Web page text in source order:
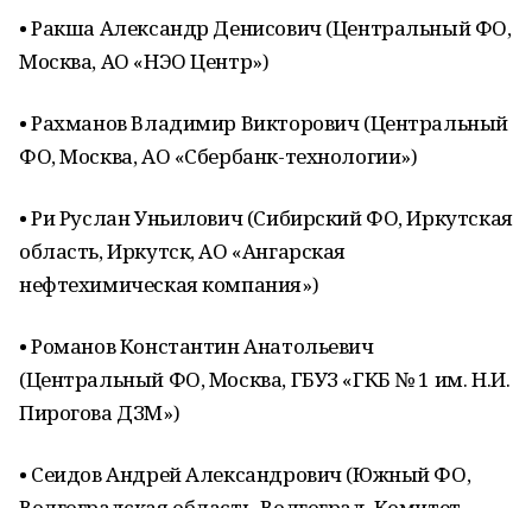
• Ракша Александр Денисович (Центральный ФО,
Москва, АО «НЭО Центр»)
• Рахманов Владимир Викторович (Центральный
ФО, Москва, АО «Сбербанк-технологии»)
• Ри Руслан Уньилович (Сибирский ФО, Иркутская
область, Иркутск, АО «Ангарская
нефтехимическая компания»)
• Романов Константин Анатольевич
(Центральный ФО, Москва, ГБУЗ «ГКБ № 1 им. Н.И.
Пирогова ДЗМ»)
• Сеидов Андрей Александрович (Южный ФО,